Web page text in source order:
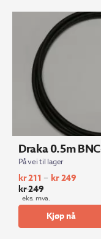
Draka 0.5m
På vei til lager
kr249
kr211– kr249
eks. mva.
Kjøp nå